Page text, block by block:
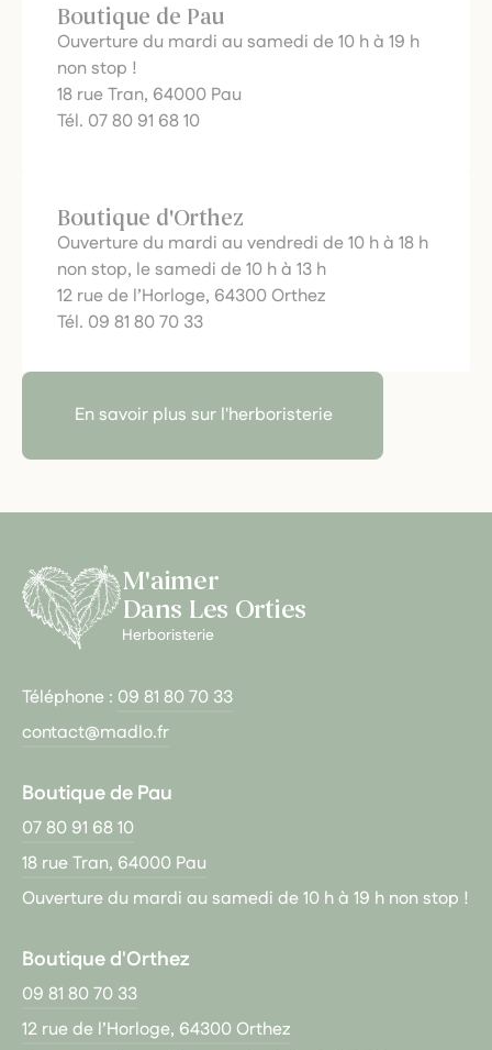
Boutique de Pau
Ouverture du mardi au samedi de 10 h à 19 h
non stop !
18 rue Tran, 64000 Pau
Tél. 07 80 91 68 10
Boutique d'Orthez
Ouverture du mardi au vendredi de 10 h à 18 h
non stop, le samedi de 10 h à 13 h
12 rue de l’Horloge, 64300 Orthez
Tél. 09 81 80 70 33
En savoir plus sur l'herboristerie
M'aimer
Dans Les Orties
Herboristerie
Téléphone : 09 81 80 70 33
contact@madlo.fr
Boutique de Pau
07 80 91 68 10
18 rue Tran, 64000 Pau
Ouverture du mardi au samedi de 10 h à 19 h non stop !
Boutique d'Orthez
09 81 80 70 33
12 rue de l’Horloge, 64300 Orthez